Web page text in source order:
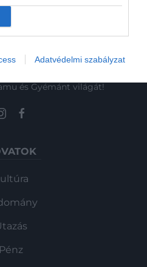
Adatvédelmi szabályzat
és Gyémánt világát!
Pénz